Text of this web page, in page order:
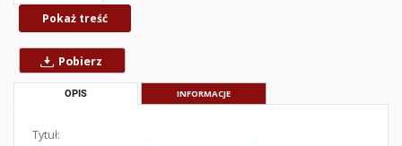
Pokaż treść
Pobierz
OPIS INFORMACJE
Tytuł: